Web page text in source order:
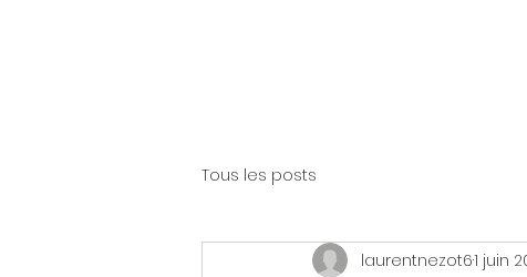
Tous les posts
laurentnezot61 juin